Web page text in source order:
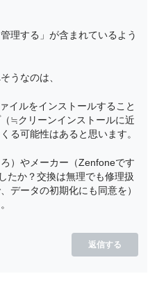
理する」が含まれているよう
うなのは、
イルをインストールすること
≒クリーンインストールに近
る可能性はあると思います。
）やメーカー（Zenfoneです
たか？交換は無理でも修理扱
データの初期化にも同意を）
返信する